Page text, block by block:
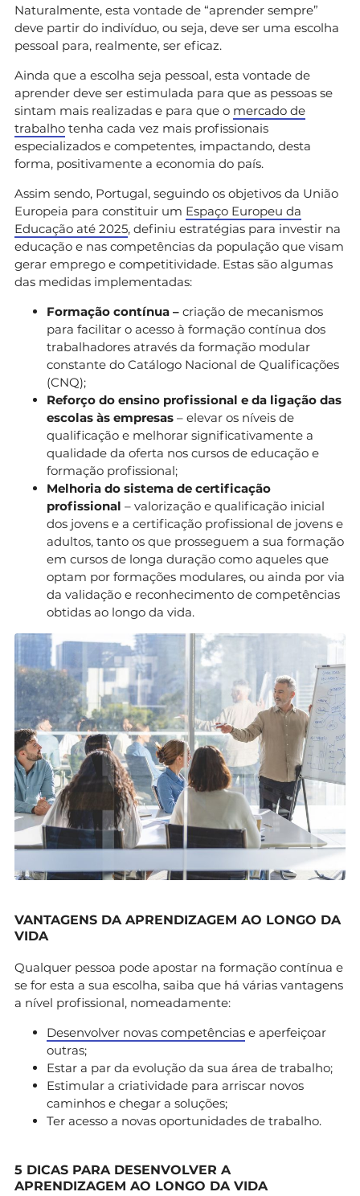
Naturalmente, esta vontade de “aprender sempre”
deve partir do indivíduo, ou seja, deve ser uma escolha
pessoal para, realmente, ser eficaz.
Ainda que a escolha seja pessoal, esta vontade de
aprender deve ser estimulada para que as pessoas se
sintam mais realizadas e para que o mercado de
trabalho tenha cada vez mais profissionais
especializados e competentes, impactando, desta
forma, positivamente a economia do país.
Assim sendo, Portugal, seguindo os objetivos da União
Europeia para constituir um Espaço Europeu da
Educação até 2025, definiu estratégias para investir na
educação e nas competências da população que visam
gerar emprego e competitividade. Estas são algumas
das medidas implementadas:
Formação contínua – criação de mecanismos
para facilitar o acesso à formação contínua dos
trabalhadores através da formação modular
constante do Catálogo Nacional de Qualificações
(CNQ);
Reforço do ensino profissional e da ligação das
escolas às empresas – elevar os níveis de
qualificação e melhorar significativamente a
qualidade da oferta nos cursos de educação e
formação profissional;
Melhoria do sistema de certificação
profissional – valorização e qualificação inicial
dos jovens e a certificação profissional de jovens e
adultos, tanto os que prosseguem a sua formação
em cursos de longa duração como aqueles que
optam por formações modulares, ou ainda por via
da validação e reconhecimento de competências
obtidas ao longo da vida.
VANTAGENS DA APRENDIZAGEM AO LONGO DA
VIDA
Qualquer pessoa pode apostar na formação contínua e
se for esta a sua escolha, saiba que há várias vantagens
a nível profissional, nomeadamente:
Desenvolver novas competências e aperfeiçoar
outras;
Estar a par da evolução da sua área de trabalho;
Estimular a criatividade para arriscar novos
caminhos e chegar a soluções;
Ter acesso a novas oportunidades de trabalho.
5 DICAS PARA DESENVOLVER A
APRENDIZAGEM AO LONGO DA VIDA